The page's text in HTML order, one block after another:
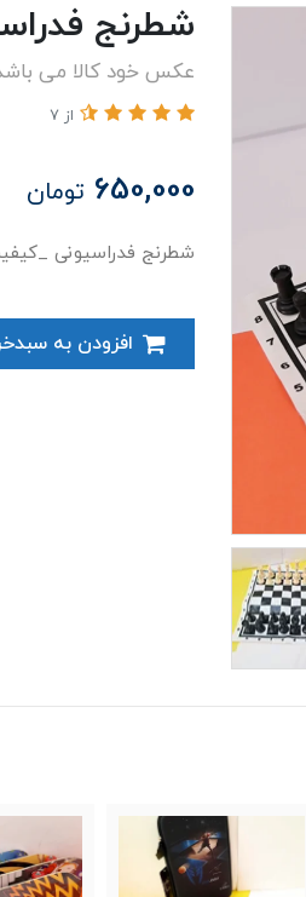
شطرنج
عکس خود کالا می
از 7
650,000 تومان
شطرنج فدراسیونی